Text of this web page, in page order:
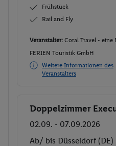
Frühstück
Rail and Fly
Veranstalter: Coral Travel - eine
FERIEN Touristik GmbH
Weitere Informationen des
Veranstalters
Buchen
Doppelzimmer
02.09. - 07.09.2026
Ab/ bis Düsseldorf (DE)